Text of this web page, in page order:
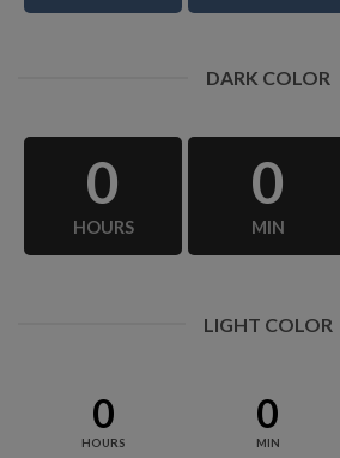
DARK COLOR
0
HOURS
0
MIN
LIGHT COLOR
0
HOURS
0
MIN